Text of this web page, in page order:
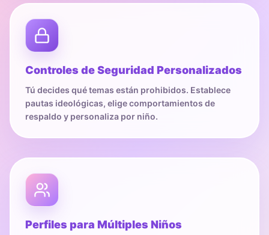
Controles de Seguridad Personalizados
Tú decides qué temas están prohibidos. Establece
pautas ideológicas, elige comportamientos de
respaldo y personaliza por niño.
Perfiles para Múltiples Niños